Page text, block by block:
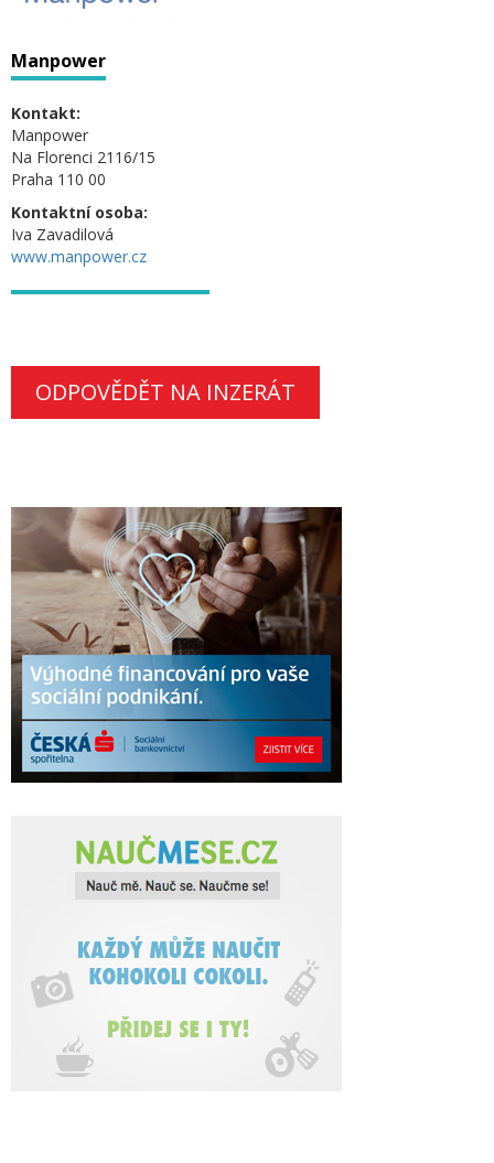
Manpower
Kontakt:
Manpower
Na Florenci 2116/15
Praha 110 00
Kontaktní osoba:
Iva Zavadilová
www.manpower.cz
ODPOVĚDĚT NA INZERÁT